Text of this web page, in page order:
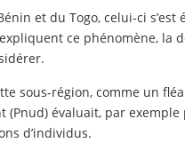
et du Togo, celui-ci
ce phénomène, la
sous-région, comme un
évaluait, par
d’individus.